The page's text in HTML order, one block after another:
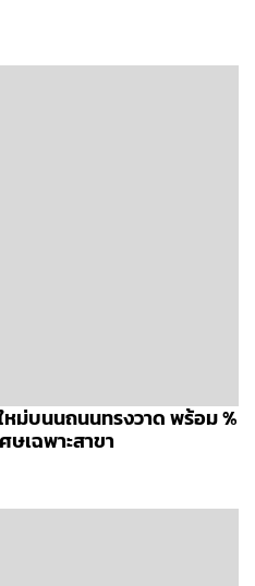
ม่บนนถนนทรงวาด พร้อม %
เฉพาะสาขา